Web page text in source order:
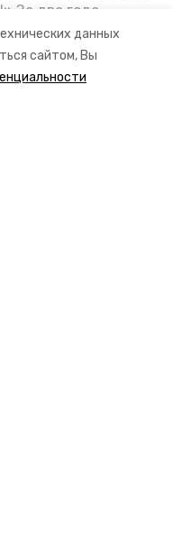
данных
сайтом, Вы
За два года
восемь спектаклей,
как стал
труппу,
«Портала